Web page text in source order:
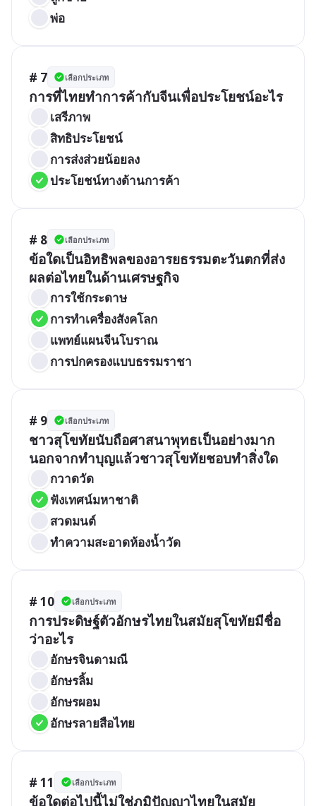
พ่อ
# 7 เลือกประเภท
การที่ไทยทำการค้ากับจีนเพื่อประโยชน์อะไร
เสรีภาพ
สิทธิประโยชน์
การส่งส่วยน้อยลง
ประโยชน์ทางด้านการค้า
# 8 เลือกประเภท
ข้อใดเป็นอิทธิพลของอารยธรรมตะวันตกที่ส่ง
ผลต่อไทยในด้านเศรษฐกิจ
การใช้กระดาษ
การทำเครื่องสังคโลก
แพทย์แผนจีนโบราณ
การปกครองแบบธรรมราชา
# 9 เลือกประเภท
ชาวสุโขทัยนับถือศาสนาพุทธเป็นอย่างมาก
นอกจากทำบุญแล้วชาวสุโขทัยชอบทำสิ่งใด
กวาดวัด
ฟังเทศน์มหาชาติ
สวดมนต์
ทำความสะอาดห้องน้ำวัด
# 10 เลือกประเภท
การประดิษฐ์ตัวอักษรไทยในสมัยสุโขทัยมีชื่อ
ว่าอะไร
อักษรจินดามณี
อักษรลิ้ม
อักษรผอม
อักษรลายสือไทย
# 11 เลือกประเภท
ข้อใดต่อไปนี้ไม่ใช่ภูมิปัญญาไทยในสมัย